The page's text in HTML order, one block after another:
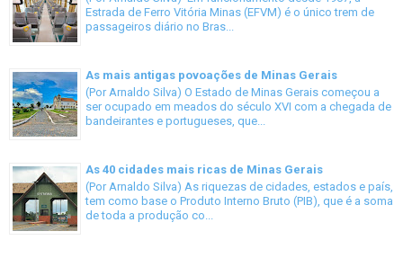
Estrada de Ferro Vitória Minas (EFVM) é o único trem de
passageiros diário no Bras...
As mais antigas povoações de Minas Gerais
(Por Arnaldo Silva) O Estado de Minas Gerais começou a
ser ocupado em meados do século XVI com a chegada de
bandeirantes e portugueses, que...
As 40 cidades mais ricas de Minas Gerais
(Por Arnaldo Silva) As riquezas de cidades, estados e país,
tem como base o Produto Interno Bruto (PIB), que é a soma
de toda a produção co...